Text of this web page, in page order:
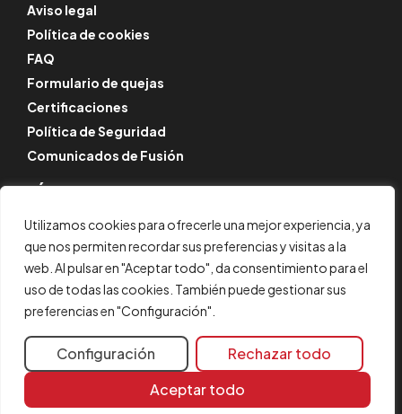
Utilizamos cookies para ofrecerle una mejor experiencia, ya
que nos permiten recordar sus preferencias y visitas a la
web. Al pulsar en "Aceptar todo", da consentimiento para el
uso de todas las cookies. También puede gestionar sus
preferencias en "Configuración".
Configuración
Rechazar todo
Aceptar todo
Aviso legal
Política de cookies
FAQ
Formulario de quejas
Certificaciones
Política de Seguridad
Comunicados de Fusión
SÍGUENOS
Instagram
LinkedIn
YouTube
© CYPE Ingenieros, S.A.
Av. de Loring, 4
03003 Alicante, España